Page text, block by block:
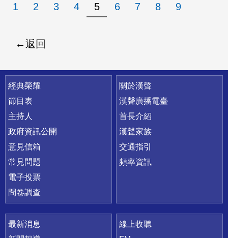
1 2 3 4 5 6 7 8 9
返回
快速連結
經典榮耀
節目表
主持人
政府資訊公開
意見信箱
常見問題
電子投票
問卷調查
關於漢聲
漢聲廣播電臺
首長介紹
漢聲家族
交通指引
頻率資訊
最新消息
線上收聽